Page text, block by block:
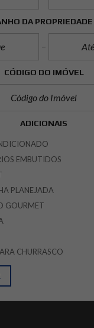
DA PROPRIEDADE
CÓDIGO DO IMÓVEL
ADICIONAIS
EMBUTIDOS
PLANEJADA
GOURMET
CHURRASCO